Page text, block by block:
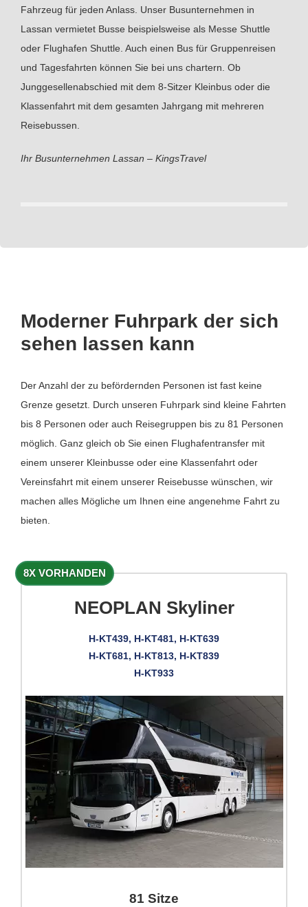
Fahrzeug für jeden Anlass. Unser Busunternehmen in
Lassan vermietet Busse beispielsweise als Messe Shuttle
oder Flughafen Shuttle. Auch einen Bus für Gruppenreisen
und Tagesfahrten können Sie bei uns chartern. Ob
Junggesellenabschied mit dem 8-Sitzer Kleinbus oder die
Klassenfahrt mit dem gesamten Jahrgang mit mehreren
Reisebussen.
Ihr Busunternehmen Lassan – KingsTravel
Moderner Fuhrpark der sich
sehen lassen kann
Der Anzahl der zu befördernden Personen ist fast keine
Grenze gesetzt. Durch unseren Fuhrpark sind kleine Fahrten
bis 8 Personen oder auch Reisegruppen bis zu 81 Personen
möglich. Ganz gleich ob Sie einen Flughafentransfer mit
einem unserer Kleinbusse oder eine Klassenfahrt oder
Vereinsfahrt mit einem unserer Reisebusse wünschen, wir
machen alles Mögliche um Ihnen eine angenehme Fahrt zu
bieten.
8X VORHANDEN
NEOPLAN Skyliner
H-KT439, H-KT481, H-KT639
H-KT681, H-KT813, H-KT839
H-KT933
81 Sitze